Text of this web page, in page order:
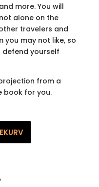
more. You will
alone on the
travelers and
you may not like, so
defend yourself
from a
book for you.